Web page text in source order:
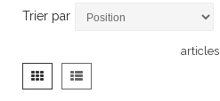
Trier par
articles
Afficher
en
Grille Liste